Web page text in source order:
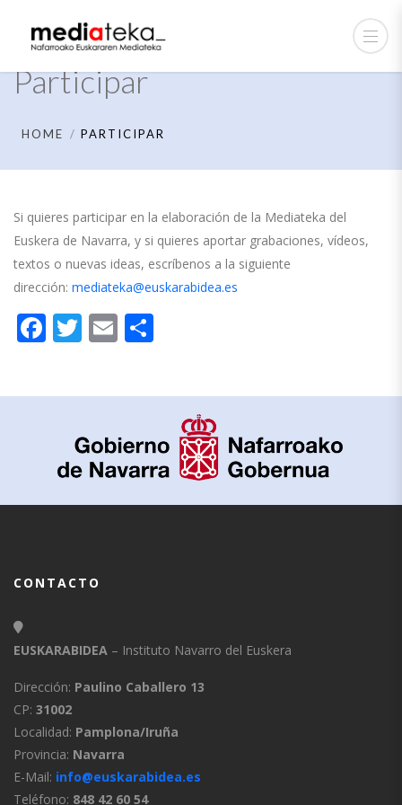
Participar
HOME PARTICIPAR
Si quieres participar en la elaboración de la Mediateka del
Euskera de Navarra, y si quieres aportar grabaciones, vídeos,
textos o nuevas ideas, escríbenos a la siguiente
dirección: mediateka@euskarabidea.es
Facebook
Twitter
Email
CONTACTO
EUSKARABIDEA – Instituto Navarro del Euskera
Dirección: Paulino Caballero 13
CP: 31002
Localidad: Pamplona/Iruña
Provincia: Navarra
E-Mail: info@euskarabidea.es
Teléfono: 848 42 60 54